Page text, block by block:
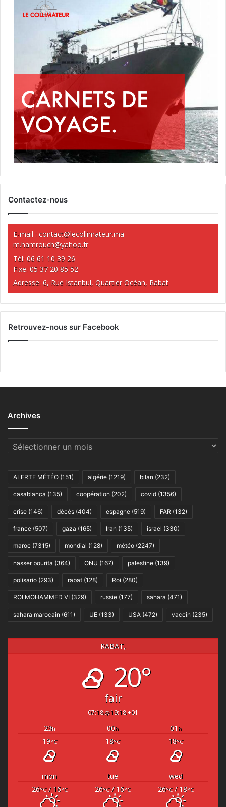
Contactez-nous
E-mail : contact@lecollimateur.ma
m.hamrouch@yahoo.fr
Tél: 06 61 10 39 26
Fixe: 05 37 20 85 52
Adresse: 6, Rue Istanbul, Quartier Océan, Rabat
Retrouvez-nous sur Facebook
Archives
Archives
ALERTE MÉTÉO (151) algérie (1219) bilan (232)
casablanca (135) coopération (202) covid (1356)
crise (146) décès (404) espagne (519) FAR (132)
france (507) gaza (165) Iran (135) israel (330)
maroc (7315) mondial (128) météo (2247)
nasser bourita (364) ONU (167) palestine (139)
polisario (293) rabat (128) Roi (280)
ROI MOHAMMED VI (329) russie (177) sahara (471)
sahara marocain (611) UE (133) USA (472) vaccin (235)
RABAT,
20°
fair
07:18 19:18 +01
23h 00h 01 h
19°C 18°C 18°C
mon tue
wed
26°C/ 16°C 26°C/ 16°C 26°C/ 18°C